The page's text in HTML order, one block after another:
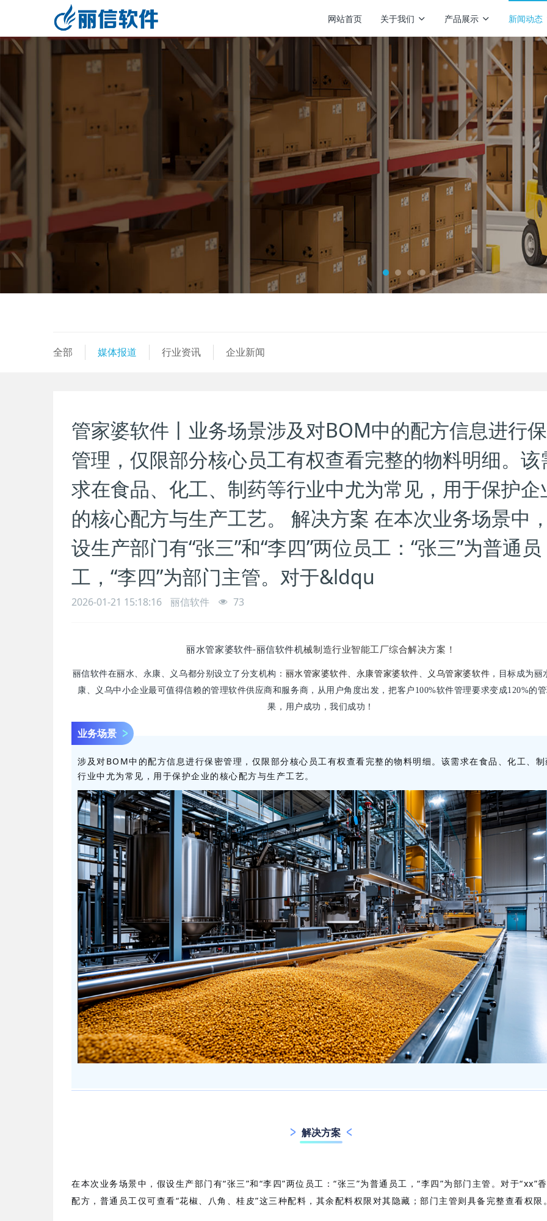
网站首页 关于我们 产品展示 新闻动态
全部 媒体报道 行业资讯 企业新闻
管家婆软件丨业务场景涉及对BOM中的配方信息进行
管理，仅限部分核心员工有权查看完整的物料明细。该
求在食品、化工、制药等行业中尤为常见，用于保护企
的核心配方与生产工艺。 解决方案 在本次业务场景中
设生产部门有“张三”和“李四”两位员工：“张三”为普通员
工，“李四”为部门主管。对于&ldqu
2026-01-21 15:18:16 丽信软件 73
丽水管家婆软件-丽信软件机械制造行业智能工厂综合解决方案！
丽信软件在丽水、永康、义乌都分别设立了分支机构： 丽水管家婆软件、 永康管家婆软件、 义乌管家婆软件 ，目标成为丽
康、义乌中小企业最可值得信赖的管理软件供应商和服务商，从用户角度出发，把客户100%软件管理要求变成120%的
果，用户成功，我们成功！
业务场景
涉及对BOM中的配方信息进行保密管理，仅限部分核心员工有权查看完整的物料明细。该需求在食品、化工、制
行业中尤为常见，用于保护企业的核心配方与生产工艺。
解决方案
在本次业务场景中，假设生产部门有“张三”和“李四”两位员工：“张三”为普通员工，“李四”为部门主管。对于“xx”
配方，普通员工仅可查看“花椒、八角、桂皮”这三种配料，其余配料权限对其隐藏；部门主管则具备完整查看权限。